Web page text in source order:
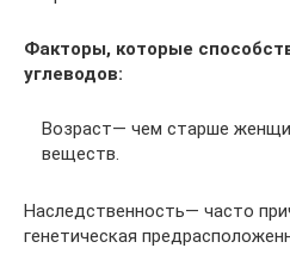
Факторы, которые
углеводов:
Возраст— чем старше
веществ.
Наследственность— часто
генетическая